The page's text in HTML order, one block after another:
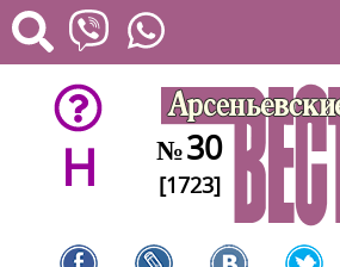
H №30
[1723]